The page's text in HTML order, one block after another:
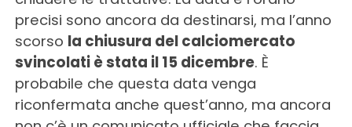
precisi sono ancora da destinarsi, ma l’anno
scorso la chiusura del calciomercato
svincolati è stata il 15 dicembre. È
probabile che questa data venga
riconfermata anche quest’anno, ma ancora